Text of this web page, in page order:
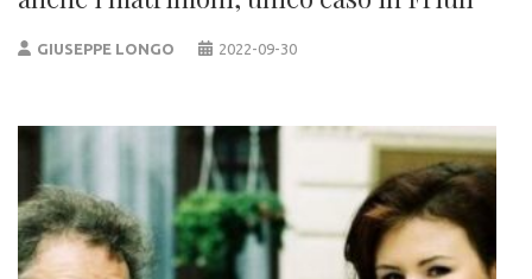
GIUSEPPE LONGO 2022-09-30